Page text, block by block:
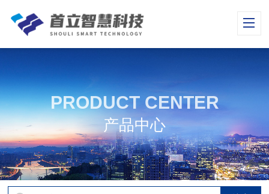
PRODUCT CENTER
产品中心